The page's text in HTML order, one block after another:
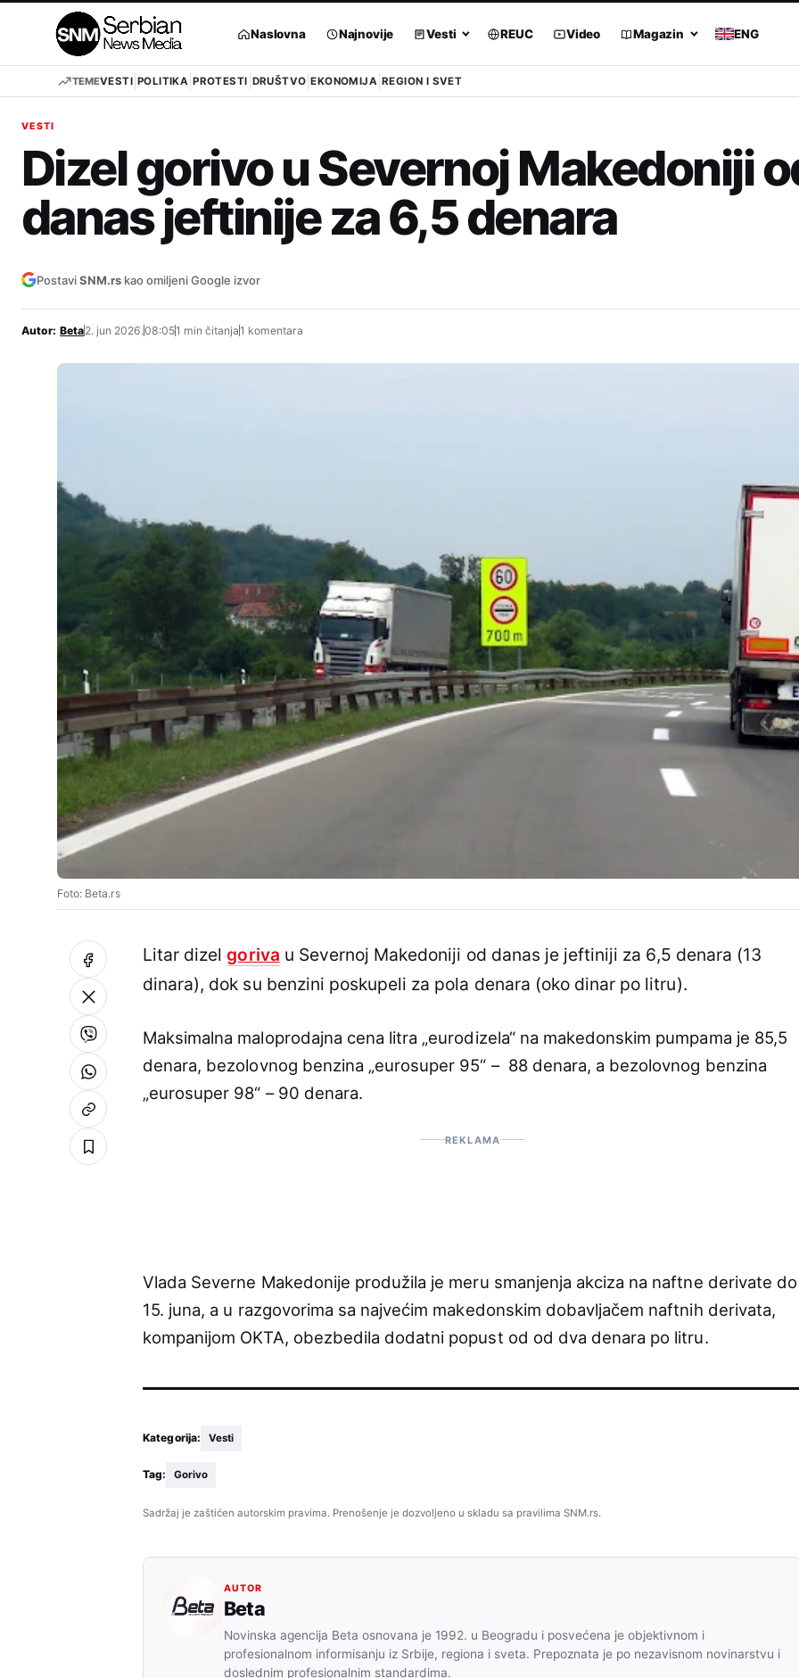
Naslovna Najnovije Vesti REUC Video Magazin ENG
TEMEVESTI POLITIKA PROTESTI DRUŠTVO EKONOMIJA REGION I SVET
VESTI
Dizel gorivo u Severnoj Makedoniji
danas jeftinije za 6,5 denara
PostaviSNM.rs kao omiljeni Google izvor
Autor: Beta2. jun 2026.08:051 min čitanja1 komentara
Foto: Beta.rs
Litar dizelgoriva u Severnoj Makedoniji od danas je jeftiniji za 6,5 denara (13
dinara), dok su benzini poskupeli za pola denara (oko dinar po litru).
Maksimalna maloprodajna cena litra „eurodizela“ na makedonskim pumpama je 85,5
denara, bezolovnog benzina „eurosuper 95“ – 88 denara, a bezolovnog benzina
„eurosuper 98“ – 90 denara.
REKLAMA
Vlada Severne Makedonije produžila je meru smanjenja akciza na naftne derivate do
15. juna, a u razgovorima sa najvećim makedonskim dobavljačem naftnih derivata,
kompanijom OKTA, obezbedila dodatni popust od od dva denara po litru.
Kategorija: Vesti
Tag: Gorivo
Sadržaj je zaštićen autorskim pravima. Prenošenje je dozvoljeno u skladu sa pravilima SNM.rs.
AUTOR
Beta
Novinska agencija Beta osnovana je 1992. u Beogradu i posvećena je objektivnom i
profesionalnom informisanju iz Srbije, regiona i sveta. Prepoznata je po nezavisnom novinarstvu i
doslednim profesionalnim standardima.